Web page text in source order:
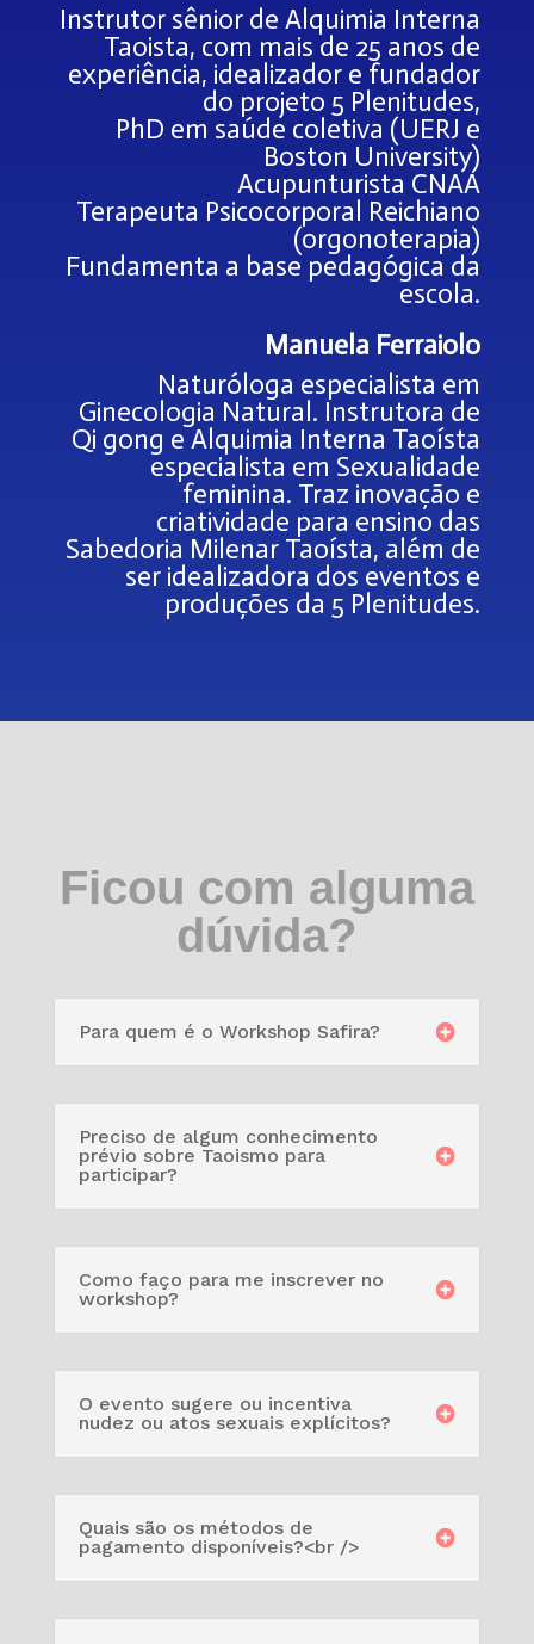
Instrutor sênior de Alquimia Interna
Taoista, com mais de 25 anos de
experiência, idealizador e fundador
do projeto 5 Plenitudes,
PhD em saúde coletiva (UERJ e
Boston University)
Acupunturista CNAA
Terapeuta Psicocorporal Reichiano
(orgonoterapia)
Fundamenta a base pedagógica da
escola.
Manuela Ferraiolo
Naturóloga especialista em
Ginecologia Natural. Instrutora de
Qi gong e Alquimia Interna Taoísta
especialista em Sexualidade
feminina. Traz inovação e
criatividade para ensino das
Sabedoria Milenar Taoísta, além de
ser idealizadora dos eventos e
produções da 5 Plenitudes.
Ficou com alguma
dúvida?
Para quem é o Workshop Safira?
Preciso de algum conhecimento
prévio sobre Taoismo para
participar?
Como faço para me inscrever no
workshop?
O evento sugere ou incentiva
nudez ou atos sexuais explícitos?
Quais são os métodos de
pagamento disponíveis?<br />